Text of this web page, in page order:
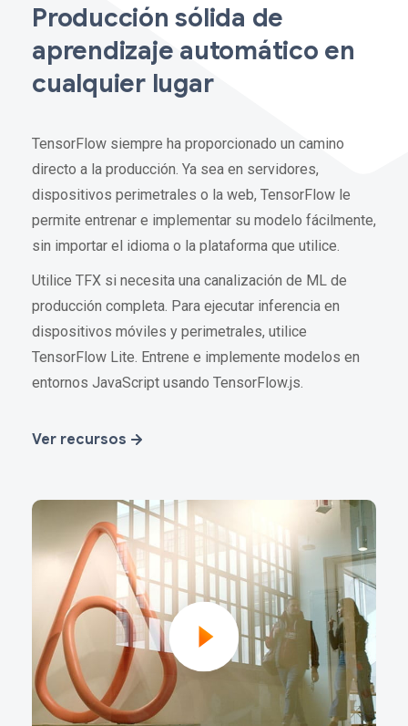
Producción sólida de
aprendizaje automático en
cualquier lugar
TensorFlow siempre ha proporcionado un camino
directo a la producción. Ya sea en servidores,
dispositivos perimetrales o la web, TensorFlow le
permite entrenar e implementar su modelo fácilmente,
sin importar el idioma o la plataforma que utilice.
Utilice TFX si necesita una canalización de ML de
producción completa. Para ejecutar inferencia en
dispositivos móviles y perimetrales, utilice
TensorFlow Lite. Entrene e implemente modelos en
entornos JavaScript usando TensorFlow.js.
Ver recursos